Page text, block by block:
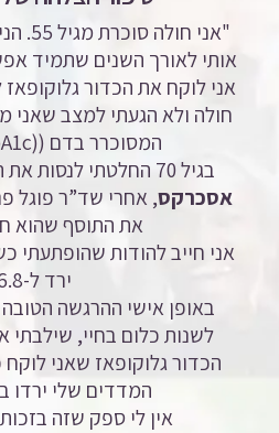
"אני
אותי לאורך השנים שתמיד
אני לוקח את הכדור
חולה ולא הגעתי למצב שאני
המסוכרר בדם ((HbA1c
בגיל 70 החלטתי לנסות את תוסף התזונה הטבעי
אסכרקס, אחרי שד”ר פוגל
את התוסף שהוא
אני חייב להודות שהופתעתי
ירד ל-6.8.
באופן אישי ההרגשה
לשנות כלום בחיי,
הכדור גלוקופאז שאני
המדדים שלי ירדו
אין לי ספק שזה בזכות